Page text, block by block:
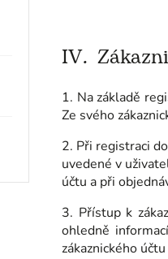
IV.
1. Na základě
Ze svého
2. Při registraci
uvedené v
účtu a při
3. Přístup k
ohledně
zákaznického